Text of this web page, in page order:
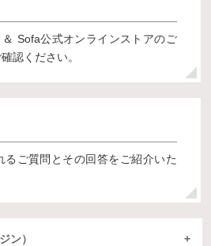
Sofa公式オンラインストアのご
認ください。
るご質問とその回答をご紹介いた
ン）